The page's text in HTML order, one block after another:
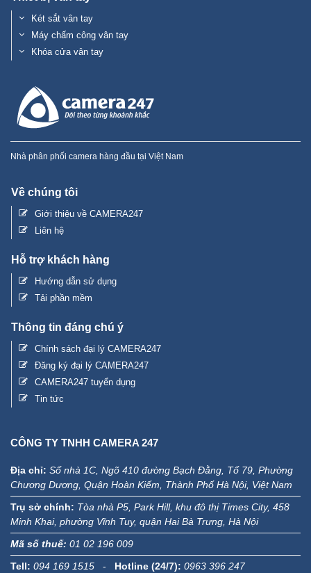
Két sắt vân tay
Máy chấm công vân tay
Khóa cửa vân tay
Nhà phân phối camera hàng đầu tại Việt Nam
Về chúng tôi
Giới thiệu về CAMERA247
Liên hệ
Hỗ trợ khách hàng
Hướng dẫn sử dụng
Tải phần mềm
Thông tin đáng chú ý
Chính sách đại lý CAMERA247
Đăng ký đại lý CAMERA247
CAMERA247 tuyển dụng
Tin tức
CÔNG TY TNHH CAMERA 247
Địa chỉ: Số nhà 1C, Ngõ 410 đường Bạch Đằng, Tổ 79, Phường
Chương Dương, Quận Hoàn Kiếm, Thành Phố Hà Nội, Việt Nam
Trụ sở chính: Tòa nhà P5, Park Hill, khu đô thị Times City, 458
Minh Khai, phường Vĩnh Tuy, quận Hai Bà Trưng, Hà Nội
Mã số thuế: 01 02 196 009
Tell: 094 169 1515 - Hotline (24/7): 0963 396 247